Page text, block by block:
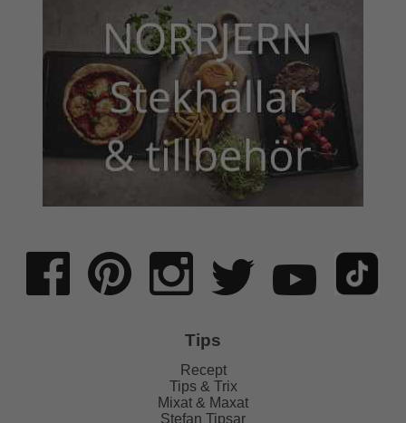
Tips
Recept
Tips & Trix
Mixat & Maxat
Stefan Tipsar